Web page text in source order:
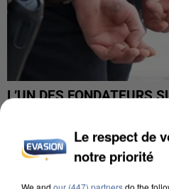
L’UN DES FONDATEURS
MAFIA INTERPELLÉ EN
Le respect de
notre priorité
We and our (447) partnersdo the